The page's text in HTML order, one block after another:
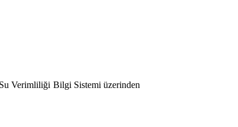
Verimliliği Bilgi Sistemi üzerinden